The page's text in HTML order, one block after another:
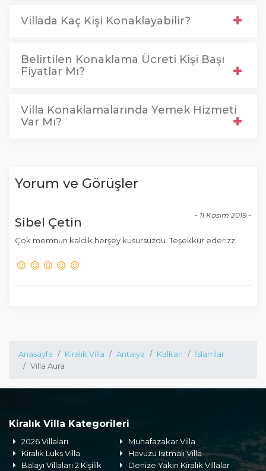
Villada Kaç Kişi Konaklayabilir?
Belirtilen Konaklama Ücreti Kişi Başı
Fiyatlar Mı?
Villa Konaklamalarında Yemek Hizmeti
Var Mı?
Yorum ve Görüşler
- 11 Kasım 2019 -
Sibel Çetin
Çok memnun kaldık herşey kusursuzdu. Teşekkür ederizz
Anasayfa Kiralık Villa Antalya Kalkan
İslamlar
Villa Aura
Kiralık Villa Kategorileri
2026 Villaları
Muhafazakar Villa
Kiralık Lüks Villa
Havuzu Isıtmalı Villa
Balayı Villaları 2 Kişilik
Denize Yakın Kiralık Villalar